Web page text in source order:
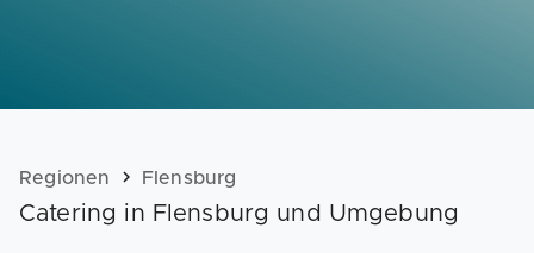
Regionen Flensburg
Catering in Flensburg und Umgebung